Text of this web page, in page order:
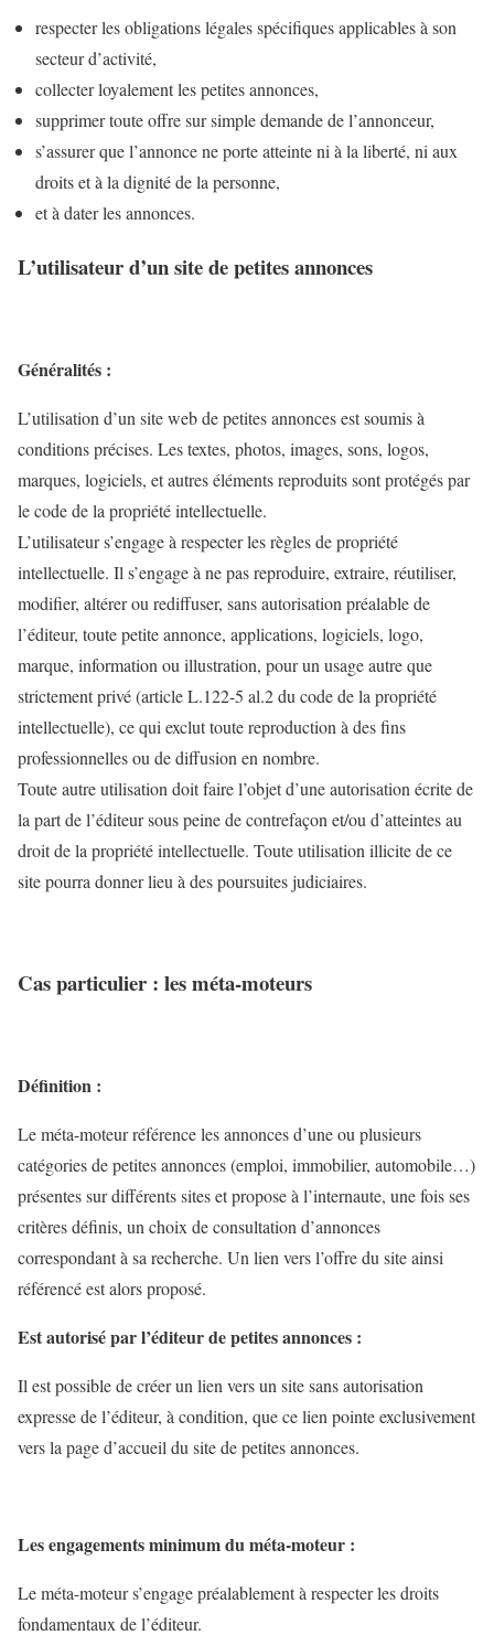
respecter les obligations légales spécifiques applicables à son
secteur d’activité,
collecter loyalement les petites annonces,
supprimer toute offre sur simple demande de l’annonceur,
s’assurer que l’annonce ne porte atteinte ni à la liberté, ni aux
droits et à la dignité de la personne,
et à dater les annonces.
L’utilisateur d’un site de petites annonces
Généralités :
L’utilisation d’un site web de petites annonces est soumis à
conditions précises. Les textes, photos, images, sons, logos,
marques, logiciels, et autres éléments reproduits sont protégés par
le code de la propriété intellectuelle.
L’utilisateur s’engage à respecter les règles de propriété
intellectuelle. Il s’engage à ne pas reproduire, extraire, réutiliser,
modifier, altérer ou rediffuser, sans autorisation préalable de
l’éditeur, toute petite annonce, applications, logiciels, logo,
marque, information ou illustration, pour un usage autre que
strictement privé (article L.122-5 al.2 du code de la propriété
intellectuelle), ce qui exclut toute reproduction à des fins
professionnelles ou de diffusion en nombre.
Toute autre utilisation doit faire l’objet d’une autorisation écrite de
la part de l’éditeur sous peine de contrefaçon et/ou d’atteintes au
droit de la propriété intellectuelle. Toute utilisation illicite de ce
site pourra donner lieu à des poursuites judiciaires.
Cas particulier : les méta-moteurs
Définition :
Le méta-moteur référence les annonces d’une ou plusieurs
catégories de petites annonces (emploi, immobilier, automobile…)
présentes sur différents sites et propose à l’internaute, une fois ses
critères définis, un choix de consultation d’annonces
correspondant à sa recherche. Un lien vers l’offre du site ainsi
référencé est alors proposé.
Est autorisé par l’éditeur de petites annonces :
Il est possible de créer un lien vers un site sans autorisation
expresse de l’éditeur, à condition, que ce lien pointe exclusivement
vers la page d’accueil du site de petites annonces.
Les engagements minimum du méta-moteur :
Le méta-moteur s’engage préalablement à respecter les droits
fondamentaux de l’éditeur.